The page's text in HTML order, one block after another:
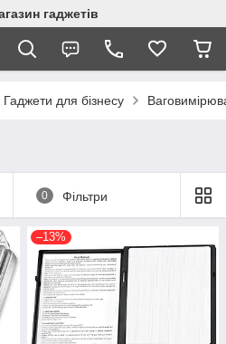
гаджетів
Гаджети для бізнесу
0 Фільтри
–13%